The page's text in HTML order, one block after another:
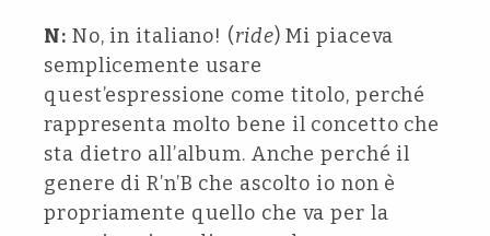
N: No, in italiano! (ride) Mi piaceva
semplicemente usare
quest’espressione come titolo, perché
rappresenta molto bene il concetto che
sta dietro all’album. Anche perché il
genere di R’n’B che ascolto io non è
propriamente quello che va per la